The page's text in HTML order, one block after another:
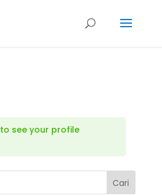
to see your profile
Cari